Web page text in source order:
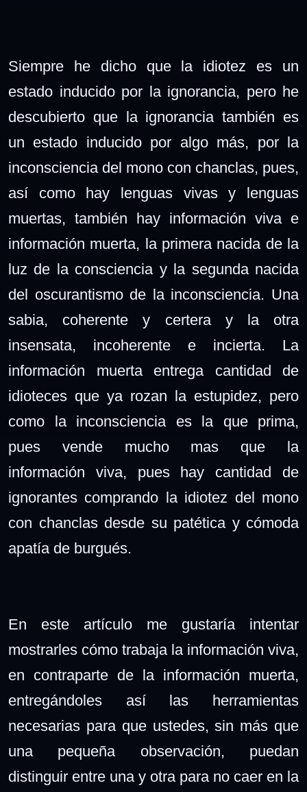
Siempre he dicho que la idiotez es un
estado inducido por la ignorancia, pero he
descubierto que la ignorancia también es
un estado inducido por algo más, por la
inconsciencia del mono con chanclas, pues,
así como hay lenguas vivas y lenguas
muertas, también hay información viva e
información muerta, la primera nacida de la
luz de la consciencia y la segunda nacida
del oscurantismo de la inconsciencia. Una
sabia, coherente y certera y la otra
insensata, incoherente e incierta. La
información muerta entrega cantidad de
idioteces que ya rozan la estupidez, pero
como la inconsciencia es la que prima,
pues vende mucho mas que la
información viva, pues hay cantidad de
ignorantes comprando la idiotez del mono
con chanclas desde su patética y cómoda
apatía de burgués.
En este artículo me gustaría intentar
mostrarles cómo trabaja la información viva,
en contraparte de la información muerta,
entregándoles así las herramientas
necesarias para que ustedes, sin más que
una pequeña observación, puedan
distinguir entre una y otra para no caer en la